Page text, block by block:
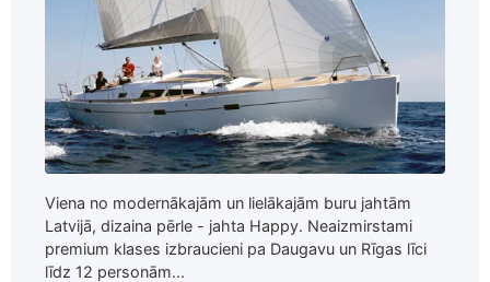
Viena no modernākajām un lielākajām buru jahtām
Latvijā, dizaina pērle - jahta Happy. Neaizmirstami
premium klases izbraucieni pa Daugavu un Rīgas līci
līdz 12 personām...